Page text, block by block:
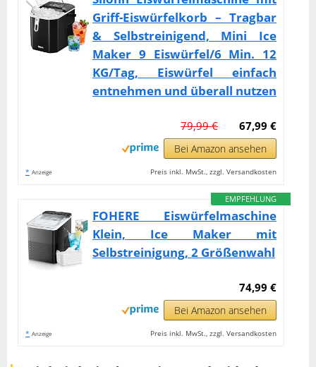
Griff-Eiswürfelkorb – Tragbar
& Selbstreinigend, Mini Ice
Maker 9 Eiswürfel/6 Min. 12
KG/Tag, Eiswürfel einfach
entnehmen und überall nutzen
67,99 €
79,99 €
Bei Amazon ansehen
* Anzeige Preis inkl. MwSt., zzgl. Versandkosten
EMPFEHLUNG
FOHERE Eiswürfelmaschine
Klein, Ice Maker mit
Selbstreinigung, 2 Größenwahl
74,99 €
Bei Amazon ansehen
* Anzeige Preis inkl. MwSt., zzgl. Versandkosten